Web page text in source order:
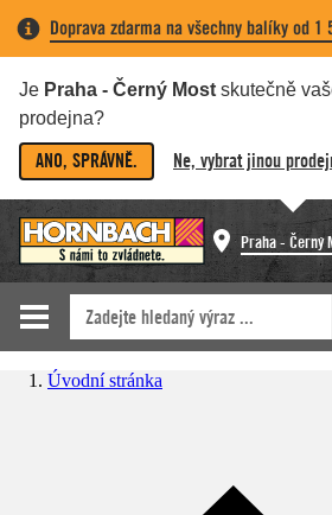
Doprava zdarma na všechny balíky od 1
Je Praha - Černý Most skutečně
prodejna?
ANO, SPRÁVNĚ. Ne, vybrat jinou
Praha - Černý
Úvodní stránka